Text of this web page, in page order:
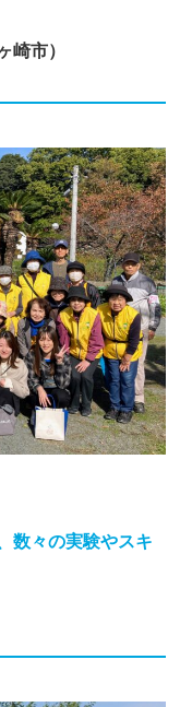
崎市）
数々の実験やスキ